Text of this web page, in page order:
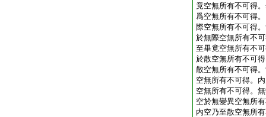
竟空無所有不可得
爲空無所有不可得
際空無所有不可得
於無際空無所有不
至畢竟空無所有不
於散空無所有不可
散空無所有不可得
空無所有不可得。
空無所有不可得。
空於無變異空無所
内空乃至散空無所